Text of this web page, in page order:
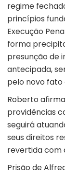
regime
princípios
Execução
forma
presunção de
antecipada,
pelo novo fato
Roberto
providências
seguirá
seus direitos
revertida com
Prisão de